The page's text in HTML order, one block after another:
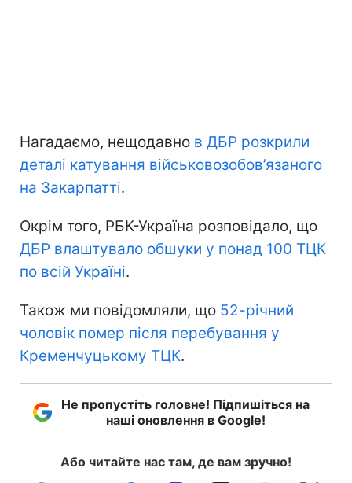
Нагадаємо, нещодавно в ДБР розкрили
деталі катування військовозобов’язаного
на Закарпатті.
Окрім того, РБК-Україна розповідало, що
ДБР влаштувало обшуки у понад 100 ТЦК
по всій Україні.
Також ми повідомляли, що 52-річний
чоловік помер після перебування у
Кременчуцькому ТЦК.
Не пропустіть головне! Підпишіться на
наші оновлення в Google!
Або читайте нас там, де вам зручно!